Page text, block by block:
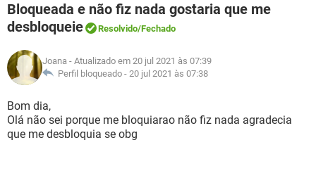
INSTAGRAM GMAIL
GUIA DE COMPRAS
OUTLOOK
GUIA DE COMPRAS
JOGOS WHATSAPP
CELULAR FACEBOOK
OUTLOOK EXCEL
INSTAGRAM
GUIA DE COMPRAS
FÓRUM
CELULAR FACEBOOK
INSTAGRAM GMAIL
GUIA DE COMPRAS
GLOSSÁRIO
JOGOS
CELULAR
OUTLOOK
Bloqueada e não fiz nada gostaria que me
desbloqueie
Resolvido/Fechado
Joana - Atualizado em 20 jul 2021 às 07:39
Perfil bloqueado - 20 jul 2021 às 07:38
Bom dia,
Olá não sei porque me bloquiarao não fiz nada agradecia
que me desbloquia se obg